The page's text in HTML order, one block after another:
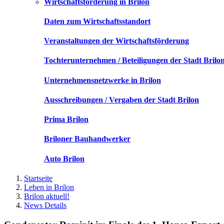
Daten zum Wirtschaftsstandort
Veranstaltungen der Wirtschaftsförderung
Tochterunternehmen / Beteiligungen der Stadt
Unternehmensnetzwerke in Brilon
Ausschreibungen / Vergaben der Stadt Brilon
Prima Brilon
Briloner Bauhandwerker
Auto Brilon
Startseite
Leben in Brilon
Brilon aktuell!
News Details